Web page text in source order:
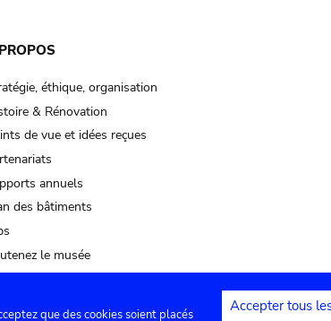
éthique, organisation
& Rénovation
de vue et idées reçues
annuels
des bâtiments
le musée
que des cookies soient placés Accepter tous